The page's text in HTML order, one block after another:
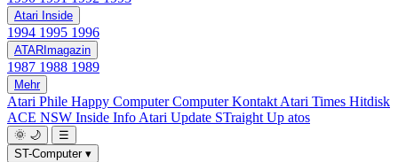
Atari Inside
1994 1995 1996
ATARImagazin
1987 1988 1989
Mehr
Atari Phile Happy ComputerComputer Kontakt Atari Times Hitdisk
ACE NSW Inside Info Atari Update STraight Up atos
🌞 🌙
☰
ST-Computer ▾